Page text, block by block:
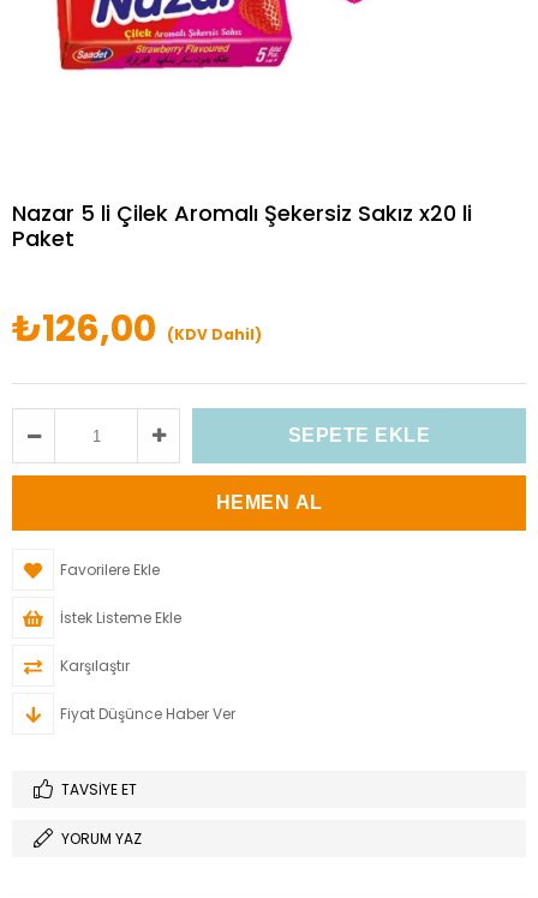
Nazar 5 li Çilek Aromalı Şekersiz Sakız x20 li
Paket
₺126,00 (KDV Dahil)
Favorilere Ekle
İstek Listeme Ekle
Karşılaştır
Fiyat Düşünce Haber Ver
TAVSIYE ET
YORUM YAZ